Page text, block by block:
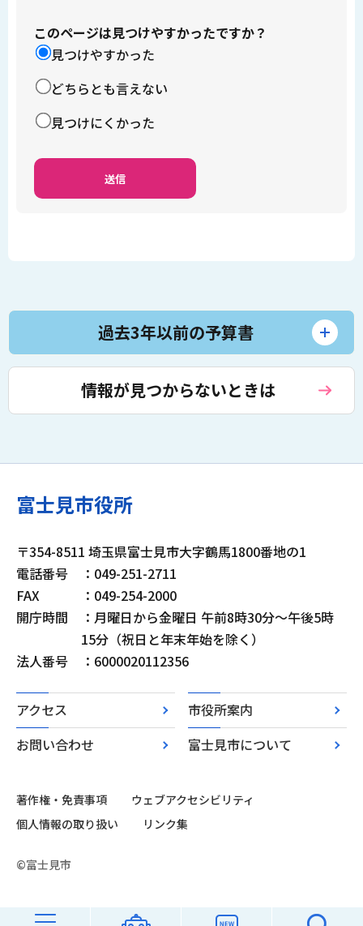
このページは見つけやすかったですか？
見つけやすかった
どちらとも言えない
見つけにくかった
過去3年以前の予算書
情報が見つからないときは
富士見市役所
〒354-8511 埼玉県富士見市大字鶴馬1800番地の1
電話番号
：049-251-2711
FAX
：049-254-2000
開庁時間
：月曜日から金曜日 午前8時30分～午後5時
15分（祝日と年末年始を除く）
法人番号
：6000020112356
アクセス
市役所案内
お問い合わせ
富士見市について
著作権・免責事項
ウェブアクセシビリティ
個人情報の取り扱い
リンク集
©富士見市